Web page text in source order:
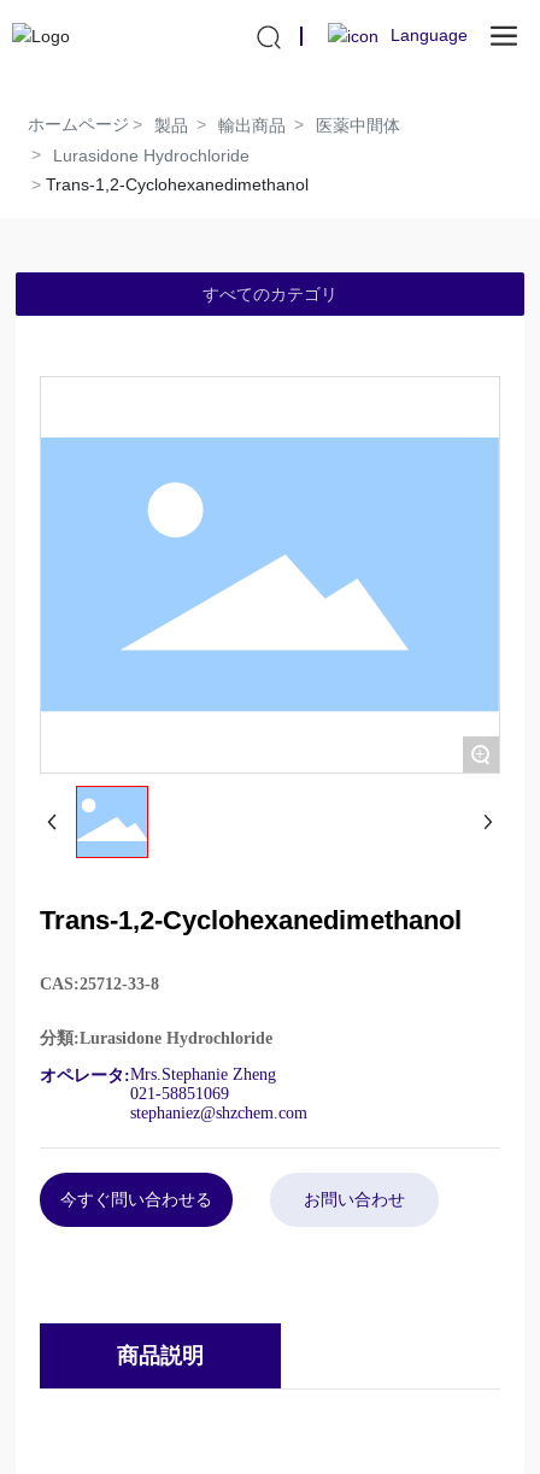
Language
ホームページ 製品 輸出商品
医薬中間体
Lurasidone Hydrochloride
Trans-1,2-Cyclohexanedimethanol
すべてのカテゴリ
+
Trans-1,2-Cyclohexanedimethanol
CAS:25712-33-8
分類:Lurasidone Hydrochloride
オペレータ:Mrs.Stephanie Zheng
021-58851069
stephaniez@shzchem.com
今すぐ問い合わせる お問い合わせ
商品説明